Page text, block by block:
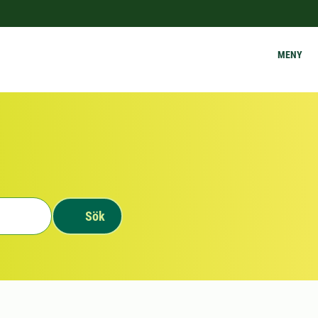
MENY
Sök